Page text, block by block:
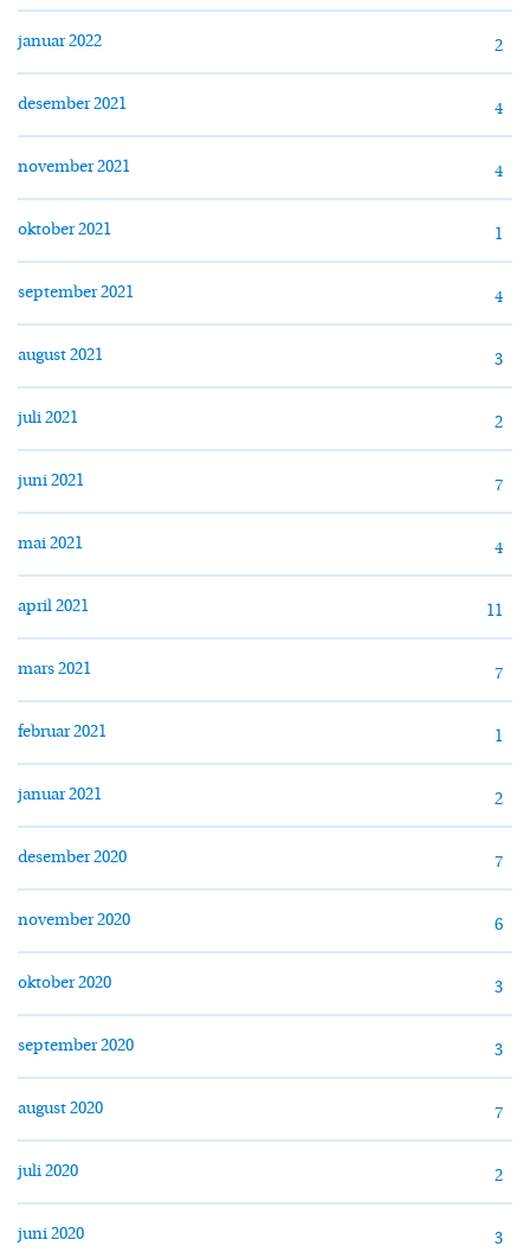
januar 2022 2
desember 2021 4
november 2021 4
oktober 2021 1
september 2021 4
august 2021 3
juli 2021 2
juni 2021 7
mai 2021 4
april 2021 11
mars 2021 7
februar 2021 1
januar 2021 2
desember 2020 7
november 2020 6
oktober 2020 3
september 2020 3
august 2020 7
juli 2020 2
juni 2020 3